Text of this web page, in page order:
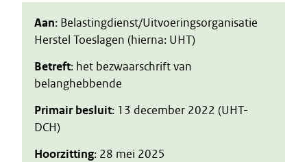
Aan: Belastingdienst/Uitvoeringsorganisatie
Herstel Toeslagen (hierna: UHT)
Betreft: het bezwaarschrift van
belanghebbende
Primair besluit: 13 december 2022 (UHT-
DCH)
Hoorzitting: 28 mei 2025